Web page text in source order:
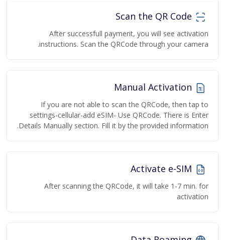
After successfull payment, you will see activation
instructions. Scan the QRCode through your camera.
If you are not able to scan the QRCode, then tap to
settings-cellular-add eSIM- Use QRCode. There is Enter
Details Manually section. Fill it by the provided information.
After scanning the QRCode, it will take 1-7 min. for
activation